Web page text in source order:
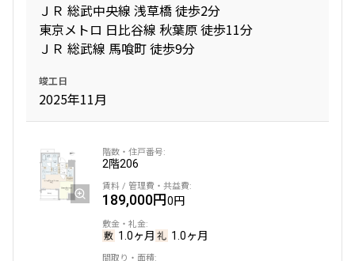
ＪＲ 総武中央線 浅草橋 徒歩2分
東京メトロ 日比谷線 秋葉原 徒歩11分
ＪＲ 総武線 馬喰町 徒歩9分
竣工日
2025年11月
2階206
189,000円0円
1.0ヶ月 1.0ヶ月